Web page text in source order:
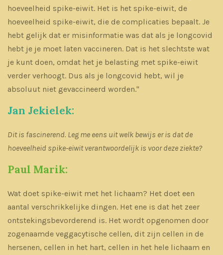
hoeveelheid spike-eiwit. Het is het spike-eiwit, de
hoeveelheid spike-eiwit, die de complicaties bepaalt. Je
hebt gelijk dat er misinformatie was dat als je longcovid
hebt je je moet laten vaccineren. Dat is het slechtste wat
je kunt doen, omdat het je belasting met spike-eiwit
verder verhoogt. Dus als je longcovid hebt, wil je
absoluut niet gevaccineerd worden."
Jan Jekielek:
Dit is fascinerend. Leg me eens uit welk bewijs er is dat de
hoeveelheid spike-eiwit verantwoordelijk is voor deze ziekte?
Paul Marik:
Wat doet spike-eiwit met het lichaam? Het doet een
aantal verschrikkelijke dingen. Het ene is dat het zeer
ontstekingsbevorderend is. Het wordt opgenomen door
zogenaamde veggacytische cellen, dit zijn cellen in de
hersenen, cellen in het hart, cellen in het hele lichaam en